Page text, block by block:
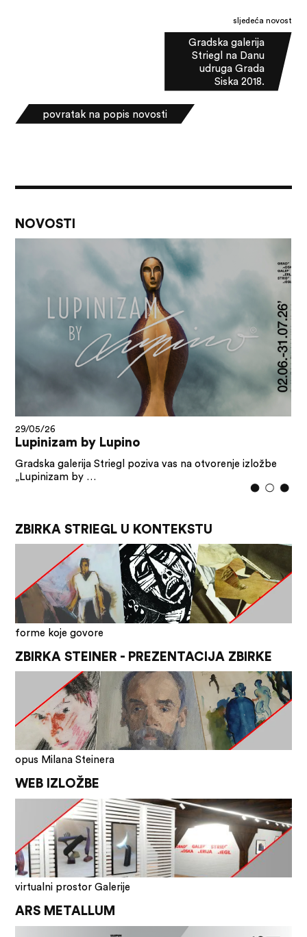
sljedeća novost
Gradska galerija
Striegl na Danu
udruga Grada
Siska 2018.
povratak na popis novosti
NOVOSTI
29/05/26
Lupinizam by Lupino
Gradska galerija Striegl poziva vas na otvorenje izložbe
„Lupinizam by …
ZBIRKA STRIEGL U KONTEKSTU
forme koje govore
ZBIRKA STEINER - PREZENTACIJA ZBIRKE
opus Milana Steinera
WEB IZLOŽBE
virtualni prostor Galerije
ARS METALLUM